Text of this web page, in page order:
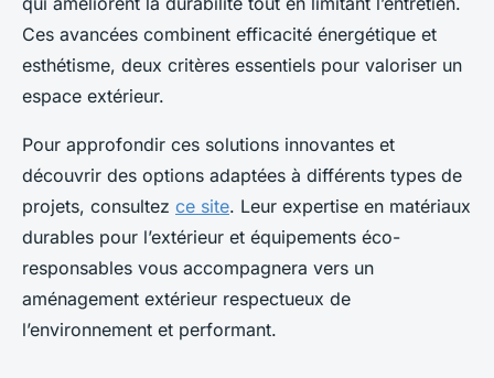
Ces avancées combinent efficacité énergétique et
esthétisme, deux critères essentiels pour valoriser un
espace extérieur.
Pour approfondir ces solutions innovantes et
découvrir des options adaptées à différents types de
projets, consultez ce site. Leur expertise en matériaux
durables pour l’extérieur et équipements éco-
responsables vous accompagnera vers un
aménagement extérieur respectueux de
l’environnement et performant.